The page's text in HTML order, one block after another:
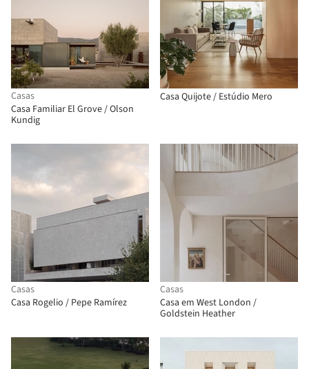
Casas
Casa Familiar El Grove / Olson
Kundig
Casa Quijote / Estúdio Mero
Casas
Casa Rogelio / Pepe Ramírez
Casas
Casa em West London /
Goldstein Heather